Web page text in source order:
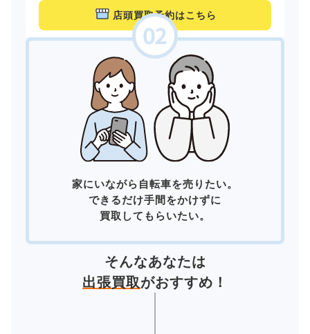
店頭買取予約はこちら
家にいながら自転車を売りたい。
できるだけ手間をかけずに
買取してもらいたい。
そんなあなたは
出張買取がおすすめ！